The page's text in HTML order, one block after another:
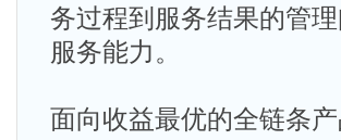
务过程到服务结果的管
服务能力。
面向收益最优的全链条